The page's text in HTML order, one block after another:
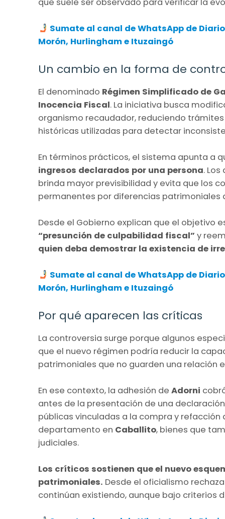
Sumate al canal de WhatsApp de
Morón, Hurlingham e Ituzaingó
Un cambio en la forma de
El denominado Régimen Simplificado de
Inocencia Fiscal. La iniciativa busca
organismo recaudador, reduciendo
históricas utilizadas para detectar
En términos prácticos, el sistema apunta a
ingresos declarados por una persona.
brinda mayor previsibilidad y evita que los
permanentes por diferencias patrimoniales
Desde el Gobierno explican que el objetivo
“presunción de culpabilidad fiscal” y
quien deba demostrar la existencia de
Sumate al canal de WhatsApp de
Morón, Hurlingham e Ituzaingó
Por qué aparecen las críticas
La controversia surge porque algunos
que el nuevo régimen podría reducir la
patrimoniales que no guarden una relación
En ese contexto, la adhesión de Adorni
antes de la presentación de una
públicas vinculadas a la compra y refacción
departamento en Caballito, bienes que
judiciales.
Los críticos sostienen que el nuevo
patrimoniales. Desde el oficialismo
continúan existiendo, aunque bajo criterios